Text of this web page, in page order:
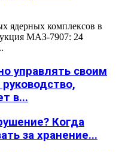
ядерных комплексов в
МАЗ-7907: 24
управлять своим
в...
Когда
за хранение...